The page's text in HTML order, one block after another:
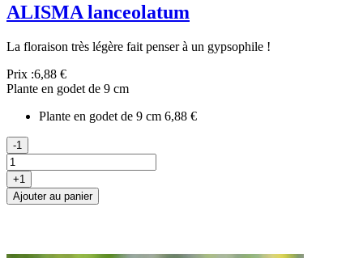
ALISMA lanceolatum
La floraison très légère fait penser à un gypsophile !
Prix :6,88 €
Plante en godet de 9 cm
Plante en godet de 9 cm 6,88 €
-1
+1
Ajouter au panier